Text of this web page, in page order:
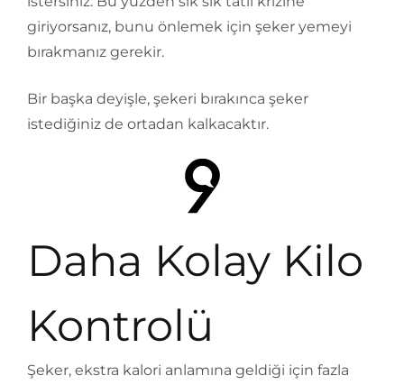
giriyorsanız, bunu önlemek için şeker yemeyi
bırakmanız gerekir.
Bir başka deyişle, şekeri bırakınca şeker
istediğiniz de ortadan kalkacaktır.
Daha Kolay Kilo
Kontrolü
Şeker, ekstra kalori anlamına geldiği için fazla